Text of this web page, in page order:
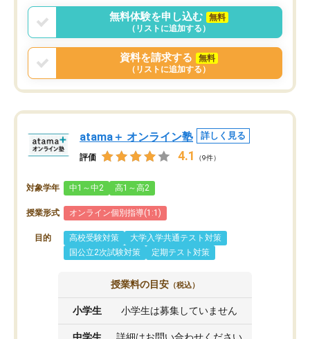
無料体験を申し込む
無料
（リストに追加する）
資料を請求する
無料
（リストに追加する）
atama＋ オンライン塾 詳しく見る
評価 4.1 （9件）
対象学年 中1～中2 高1～高2
授業形式 オンライン個別指導(1:1)
目的 高校受験対策
大学入学共通テスト対策
国公立2次試験対策
定期テスト対策
授業料の目安 （税込）
小学生 小学生は募集していません